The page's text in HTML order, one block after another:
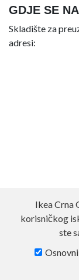
GDJE SE
Skladište za
adresi:
Ikea Crna
korisničkog
ste
Osnovni